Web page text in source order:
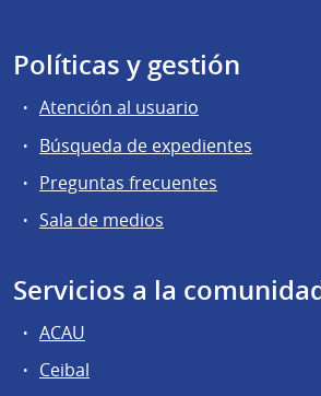
Políticas y gestión
Atención al usuario
Búsqueda de expedientes
Preguntas frecuentes
Sala de medios
Servicios a la
ACAU
Ceibal